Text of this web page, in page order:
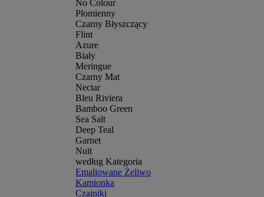
No Colour
Płomienny
Czarny Błyszczący
Flint
Azure
Biały
Meringue
Czarny Mat
Nectar
Bleu Riviera
Bamboo Green
Sea Salt
Deep Teal
Garnet
Nuit
według Kategoria
Emaliowane Żeliwo
Kamionka
Czajniki